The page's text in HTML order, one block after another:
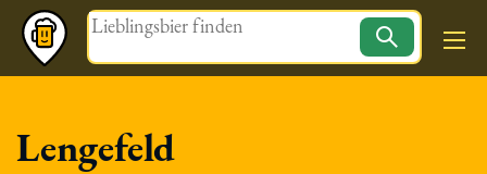
Magazin
Lengefeld